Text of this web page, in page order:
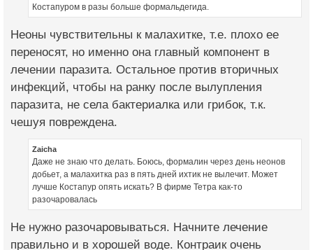
Костапуром в разы больше формальдегида.
Неоны чувствительны к малахитке, т.е. плохо ее
переносят, но именно она главный компонент в
лечении паразита. Остальное против вторичных
инфекций, чтобы на ранку после вылупления
паразита, не села бактериалка или грибок, т.к.
чешуя повреждена.
Zaicha
Даже не знаю что делать. Боюсь, формалин через день неонов
добьет, а малахитка раз в пять дней ихтик не вылечит. Может
лучше Костапур опять искать? В фирме Тетра как-то
разочаровалась
Не нужно разочаровываться. Начните лечение
правильно и в хорошей воде. Контраик очень